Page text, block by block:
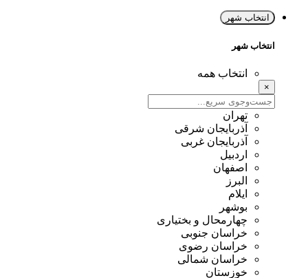
انتخاب شهر
انتخاب شهر
انتخاب همه
تهران
آذربایجان شرقی
آذربایجان غربی
اردبیل
اصفهان
البرز
ایلام
بوشهر
چهارمحال و بختیاری
خراسان جنوبی
خراسان رضوی
خراسان شمالی
خوزستان